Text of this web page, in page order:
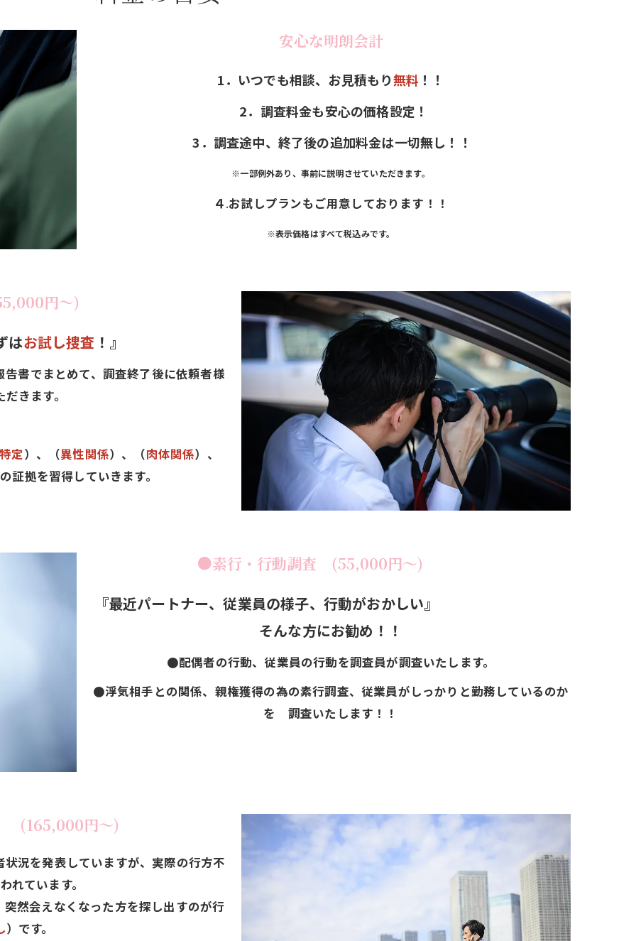
安心な明朗会計
1．いつでも相談、お見積もり無料 ！！
2．調査料金も安心の価格設定！
3．調査途中、終了後の追加料金は一切無し！！
※一部例外あり、事前に説明させていただきます。
４.お試しプランもご用意しております！！
※表示価格はすべて税込みです。
円～)
はお試し捜査 ！』
書でまとめて、調査終了後に依頼者様
きます。
定）、（異性関係）、（肉体関係）、
証拠を習得していきます。
●素行・行動調査 (55,000円～)
『最近パートナー、従業員の様子、行動がおかしい』
そんな方にお勧め！！
●配偶者の行動、従業員の行動を調査員が調査いたします。
●浮気相手との関係、親権獲得の為の素行調査、従業員がしっかりと勤務しているのか
を 調査いたします！！
(165,000円～)
況を発表していますが、実際の行方不
れています。
然会えなくなった方を探し出すのが行
）です。